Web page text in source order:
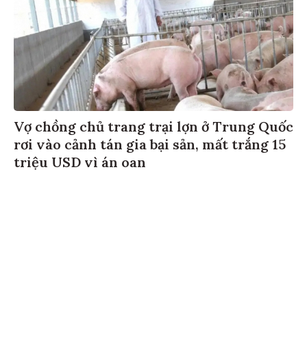
Vợ chồng chủ trang trại lợn ở Trung Quốc
rơi vào cảnh tán gia bại sản, mất trắng 15
triệu USD vì án oan